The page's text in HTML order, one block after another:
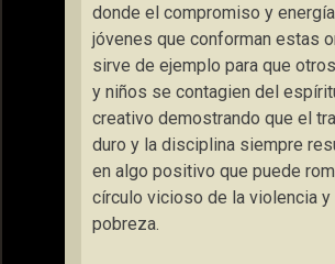
donde el compromiso y
jóvenes que conforman estas
sirve de ejemplo para que
y niños se contagien del
creativo demostrando que el
duro y la disciplina siempre
en algo positivo que puede
círculo vicioso de la violencia y
pobreza.